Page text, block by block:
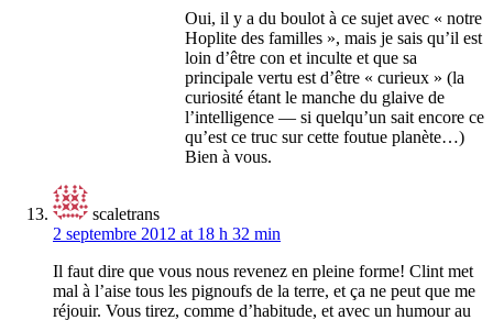
Oui, il y a du boulot à ce sujet avec « notre
Hoplite des familles », mais je sais qu’il est
loin d’être con et inculte et que sa
principale vertu est d’être « curieux » (la
curiosité étant le manche du glaive de
l’intelligence — si quelqu’un sait encore ce
qu’est ce truc sur cette foutue planète…)
Bien à vous.
scaletrans
2 septembre 2012 at 18 h 32 min
Il faut dire que vous nous revenez en pleine forme! Clint met
mal à l’aise tous les pignoufs de la terre, et ça ne peut que me
réjouir. Vous tirez, comme d’habitude, et avec un humour au